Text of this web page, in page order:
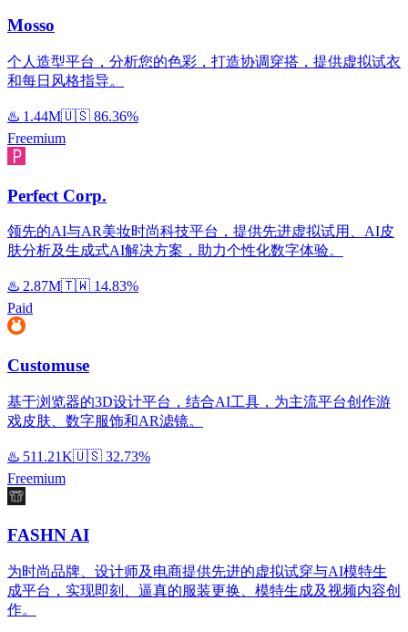
Mosso
个人造型平台，分析您的色彩，打造协调穿搭，提供虚拟试衣
和每日风格指导。
♨️ 1.44M🇺🇸 86.36%
Freemium
Perfect Corp.
领先的AI与AR美妆时尚科技平台，提供先进虚拟试用、AI皮
肤分析及生成式AI解决方案，助力个性化数字体验。
♨️ 2.87M🇹🇼 14.83%
Paid
Customuse
基于浏览器的3D设计平台，结合AI工具，为主流平台创作游
戏皮肤、数字服饰和AR滤镜。
♨️ 511.21K🇺🇸 32.73%
Freemium
FASHN AI
为时尚品牌、设计师及电商提供先进的虚拟试穿与AI模特生
成平台，实现即刻、逼真的服装更换、模特生成及视频内容创
作。